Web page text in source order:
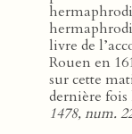
livre de
Rouen en
sur cette
dernière fois
1478, num.